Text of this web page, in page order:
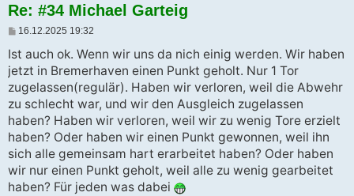
Re: #34 Michael Garteig
B
i
r
a
g
16.12.2025 19:32
Ist auch ok. Wenn wir uns da nich einig werden. Wir haben
jetzt in Bremerhaven einen Punkt geholt. Nur 1 Tor
zugelassen(regulär). Haben wir verloren, weil die Abwehr
zu schlecht war, und wir den Ausgleich zugelassen
haben? Haben wir verloren, weil wir zu wenig Tore erzielt
haben? Oder haben wir einen Punkt gewonnen, weil ihn
sich alle gemeinsam hart erarbeitet haben? Oder haben
wir nur einen Punkt geholt, weil alle zu wenig gearbeitet
haben? Für jeden was dabei